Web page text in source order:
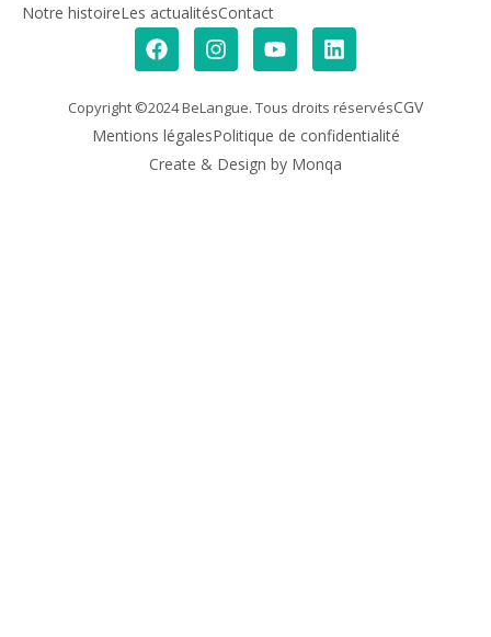
Notre histoireLes actualitésContact
Copyright ©2024 BeLangue. Tous droits réservésCGV
Mentions légalesPolitique de confidentialité
Create & Design by Monqa